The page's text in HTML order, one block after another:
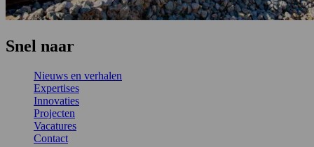
Snel naar
Nieuws en verhalen
Expertises
Innovaties
Projecten
Vacatures
Contact